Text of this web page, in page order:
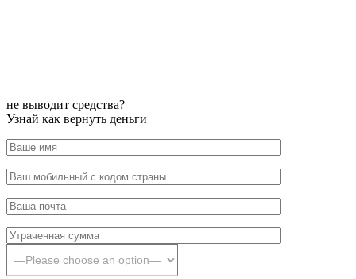
не выводит средства?
Узнай как вернуть деньги